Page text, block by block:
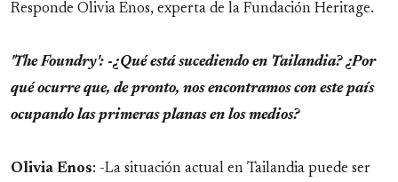
Responde Olivia Enos, experta de la Fundación Heritage.
'The Foundry': -¿Qué está sucediendo en Tailandia? ¿Por
qué ocurre que, de pronto, nos encontramos con este país
ocupando las primeras planas en los medios?
Olivia Enos: -La situación actual en Tailandia puede ser